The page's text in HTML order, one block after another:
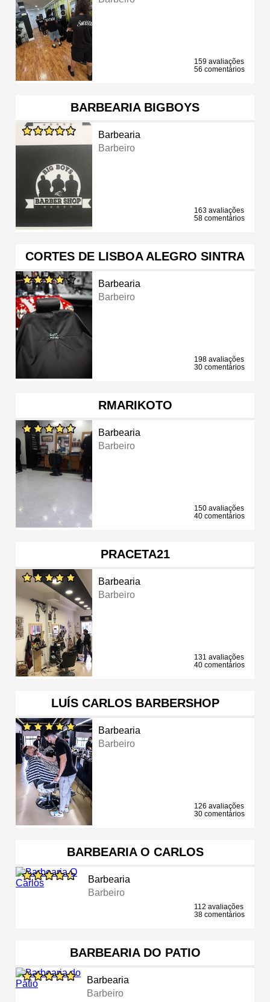
159 avaliações
56 comentários
BARBEARIA BIGBOYS
Barbearia
Barbeiro
163 avaliações
58 comentários
CORTES DE LISBOA ALEGRO SINTRA
Barbearia
Barbeiro
198 avaliações
30 comentários
RMARIKOTO
Barbearia
Barbeiro
150 avaliações
40 comentários
PRACETA21
Barbearia
Barbeiro
131 avaliações
40 comentários
LUÍS CARLOS BARBERSHOP
Barbearia
Barbeiro
126 avaliações
30 comentários
BARBEARIA O CARLOS
Barbearia
Barbeiro
112 avaliações
38 comentários
BARBEARIA DO PATIO
Barbearia
Barbeiro